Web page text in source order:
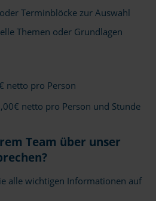
Terminblöcke zur Auswahl
Themen oder Grundlagen
netto pro Person
netto pro Person und Stunde
Team über unser
alle wichtigen Informationen auf